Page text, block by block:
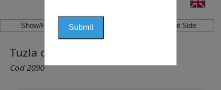
Show/Hide Left Side Show/Hide Right Side
Tuzla din Șabla, Șabla
Cod 2090